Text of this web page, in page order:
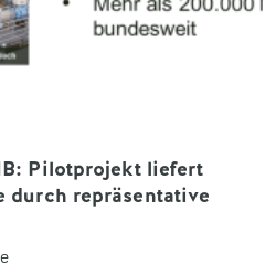
Pilotprojekt liefert
durch repräsentative